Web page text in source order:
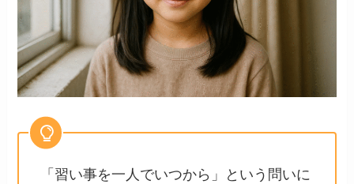
「習い事を一人でいつから」という問いに